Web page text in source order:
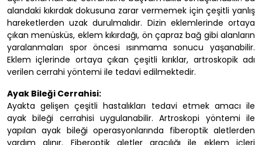
alandaki kıkırdak dokusuna zarar vermemek için çeşitli yanlış
hareketlerden uzak durulmalıdır. Dizin eklemlerinde ortaya
çıkan menüsküs, eklem kıkırdağı, ön çapraz bağ gibi alanların
yaralanmaları spor öncesi ısınmama sonucu yaşanabilir.
Eklem içlerinde ortaya çıkan çeşitli kırıklar, artroskopik adı
verilen cerrahi yöntemi ile tedavi edilmektedir.
Ayak Bileği Cerrahisi:
Ayakta gelişen çeşitli hastalıkları tedavi etmek amacı ile
ayak bileği cerrahisi uygulanabilir. Artroskopi yöntemi ile
yapılan ayak bileği operasyonlarında fiberoptik aletlerden
yardım alınır. Fiberoptik aletler aracılığı ile eklem içleri